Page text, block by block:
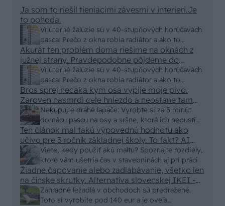
Vnútorné žalúzie sú v 40-stupňových horúčavách
pasca: Prečo z okna robia radiátor a ako to
vyriešiť za pár eur?
Ja som to riešil tieniacimi závesmi v interieri.Je
to pohoda.
Vnútorné žalúzie sú v 40-stupňových horúčavách
pasca: Prečo z okna robia radiátor a ako to
vyriešiť za pár eur?
Akurát ten problém doma riešime na oknách z
južnej strany. Pravdepodobne pôjdeme do
vonkajšieho tienenia na spôsob markízy
250x150cm. Čínsky predajcovia idú okolo 100
eur kus.
Nekupujte drahé lapače: Vyrobte si za 5 minút
domácu pascu na osy a sršne, ktorá ich nepustí
von
Bros sprej necaka kym osa vypije moje pivo.
Zaroven nasmrdi cele hniezdo a neostane tam
nic zive. Vasa pasca naucinke moc efektivne.
Skor pritiahne slimaky
Viete, kedy použiť akú maltu? Spoznajte rozdiely,
ktoré vám ušetria čas v stavebninách aj pri práci
Ten článok mal takú výpovednú hodnotu ako
učivo pre 3 ročník základnej školy. To fakt? AI
alebo nejaka kniha z VŠ? Dnešné rychlotvrdnuce
malty - pevnosť 40 Mpa a doba schnutia tak 15
minut , k tomu vodotesné s kryštálikou. A rozdiel
- schnutie a zretie. Nič?
Záhradné ležadlá v obchodoch sú predražené.
Toto si vyrobíte pod 140 eur a je oveľa
Žiadne čapovanie alebo zadlabávanie, všetko len
na čínske skrutky. Alternatíva slovenskej IKEI -
čo sa týka pevnosti. Autor si nedal veľa námahy s
remeselným spracovaním, škoda. No lepšie než